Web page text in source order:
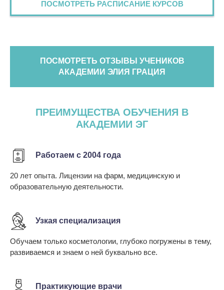
ПОСМОТРЕТЬ РАСПИСАНИЕ КУРСОВ
ПОСМОТРЕТЬ ОТЗЫВЫ УЧЕНИКОВ
АКАДЕМИИ ЭЛИЯ ГРАЦИЯ
ПРЕИМУЩЕСТВА ОБУЧЕНИЯ В
АКАДЕМИИ ЭГ
Работаем с 2004 года
20 лет опыта. Лицензии на фарм, медицинскую и
образовательную деятельности.
Узкая специализация
Обучаем только косметологии, глубоко погружены в тему,
развиваемся и знаем о ней буквально все.
Практикующие врачи